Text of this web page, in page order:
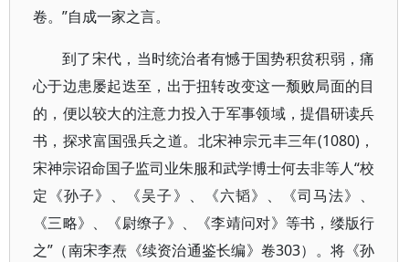
卷。”自成一家之言。
到了宋代，当时统治者有憾于国势积贫积弱，痛
心于边患屡起迭至，出于扭转改变这一颓败局面的目
的，便以较大的注意力投入于军事领域，提倡研读兵
书，探求富国强兵之道。北宋神宗元丰三年(1080)，
宋神宗诏命国子监司业朱服和武学博士何去非等人“校
定《孙子》、《吴子》、《六韬》、《司马法》、
《三略》、《尉缭子》、《李靖问对》等书，缕版行
之”（南宋李焘《续资治通鉴长编》卷303）。将《孙